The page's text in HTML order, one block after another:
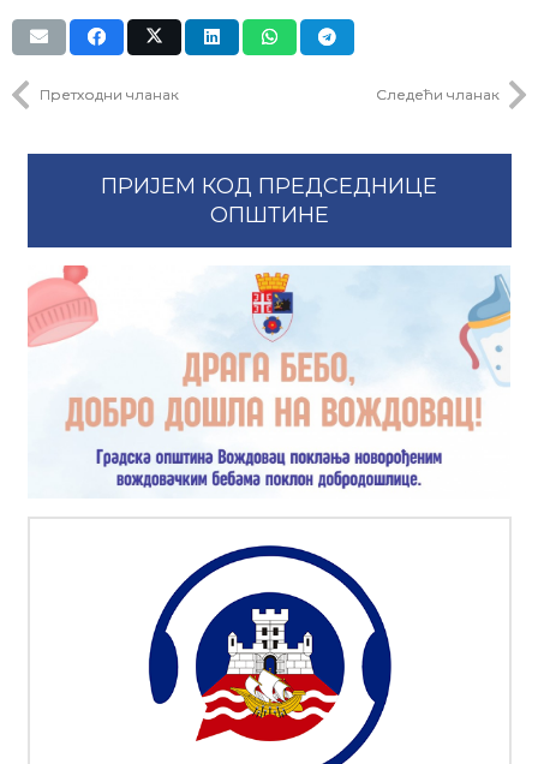
Претходни чланак Следећи чланак
ПРИЈЕМ КОД ПРЕДСЕДНИЦЕ
ОПШТИНЕ